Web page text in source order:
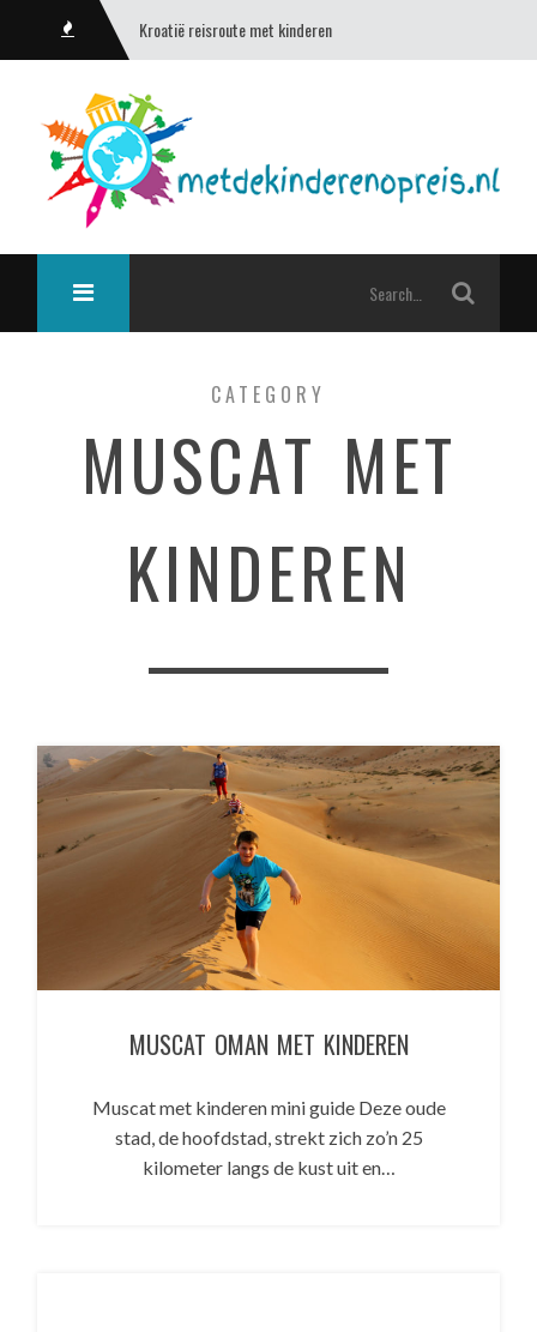
Kroatië reisroute met kinderen
CATEGORY
MUSCAT MET
KINDEREN
MUSCAT OMAN MET KINDEREN
Muscat met kinderen mini guide Deze oude
stad, de hoofdstad, strekt zich zo’n 25
kilometer langs de kust uit en…